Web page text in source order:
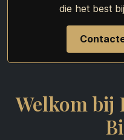
die het best
Welkom bij